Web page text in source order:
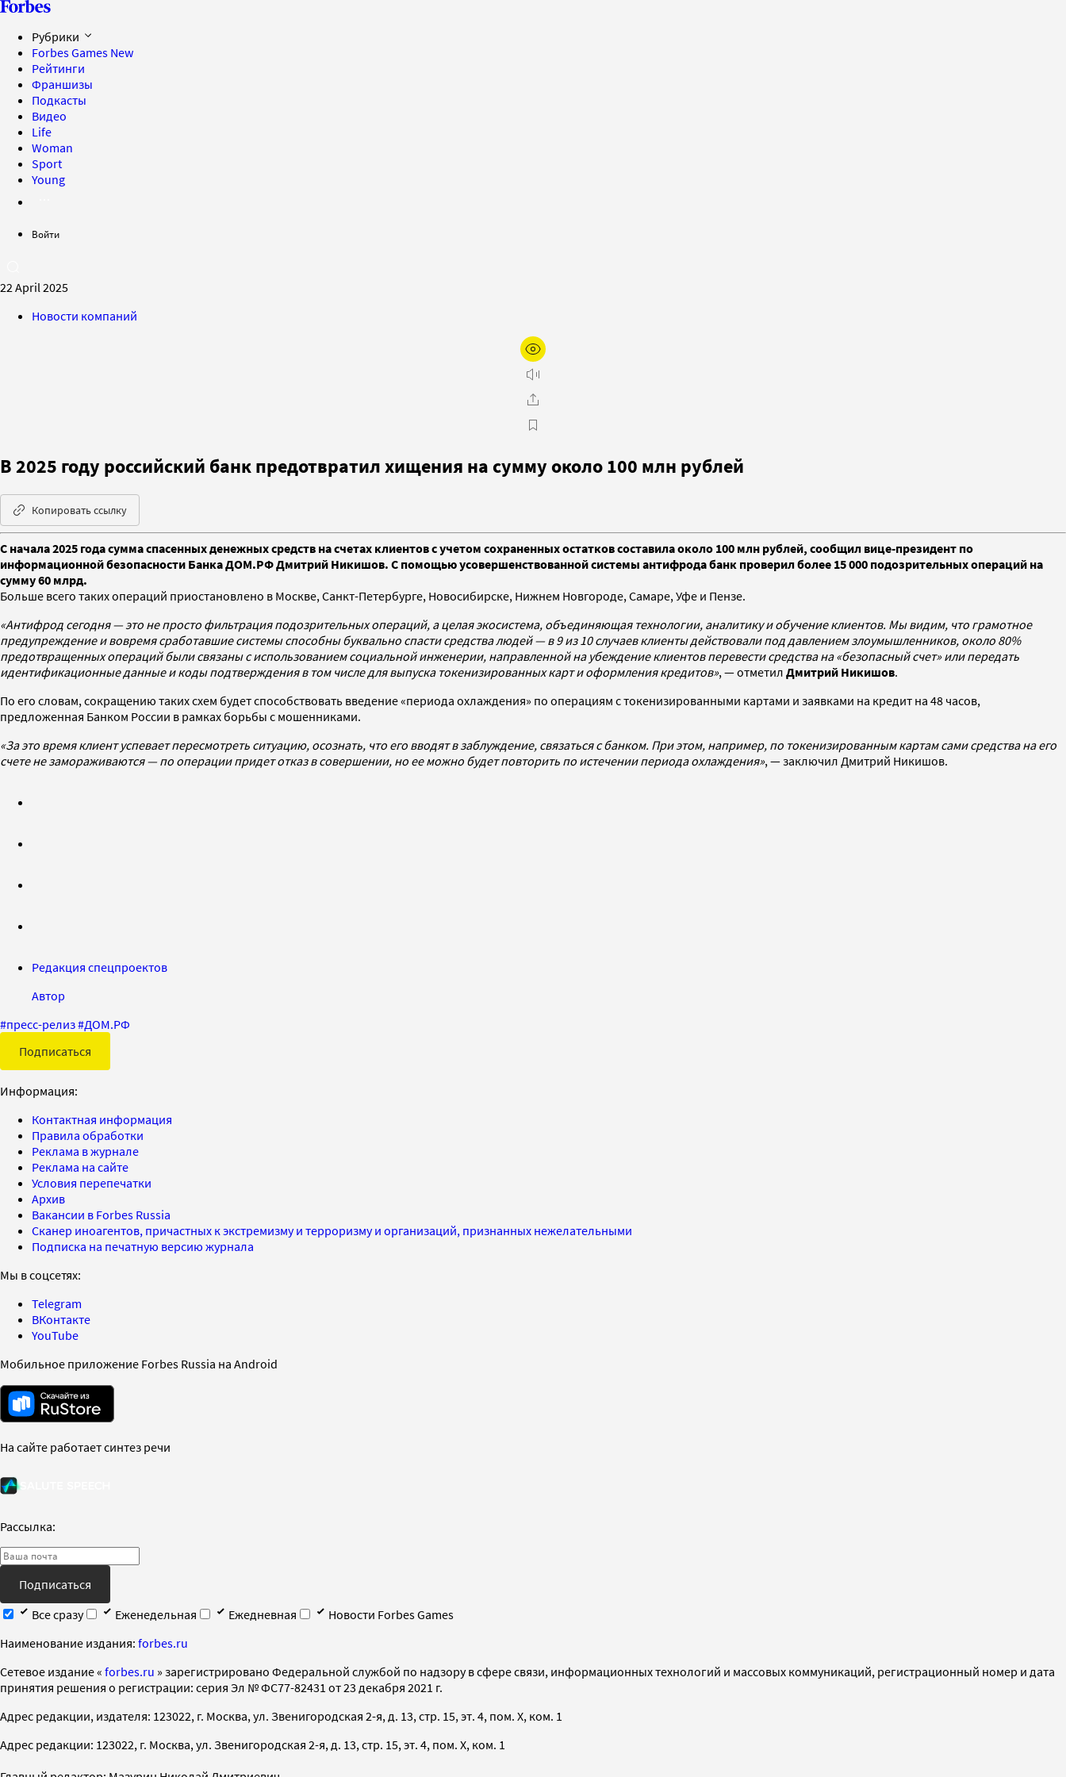
Рубрики
Forbes Games New
Рейтинги
Франшизы
Подкасты
Видео
Life
Woman
Sport
Young
Войти
22 April 2025
Новости компаний
В 2025 году российский банк предотвратил хищения на сумму около 100 млн рублей
Копировать ссылку
С начала 2025 года сумма спасенных денежных средств на счетах клиентов с учетом сохраненных остатков составила около 100 млн рублей, сообщил вице-президент по
информационной безопасности Банка ДОМ.РФ Дмитрий Никишов. С помощью усовершенствованной системы антифрода банк проверил более 15 000 подозрительных операций на
сумму 60 млрд.
Больше всего таких операций приостановлено в Москве, Санкт-Петербурге, Новосибирске, Нижнем Новгороде, Самаре, Уфе и Пензе.
«Антифрод сегодня — это не просто фильтрация подозрительных операций, а целая экосистема, объединяющая технологии, аналитику и обучение клиентов. Мы видим, что грамотное
предупреждение и вовремя сработавшие системы способны буквально спасти средства людей — в 9 из 10 случаев клиенты действовали под давлением злоумышленников, около 80%
предотвращенных операций были связаны с использованием социальной инженерии, направленной на убеждение клиентов перевести средства на «безопасный счет» или передать
идентификационные данные и коды подтверждения в том числе для выпуска токенизированных карт и оформления кредитов», — отметил Дмитрий Никишов.
По его словам, сокращению таких схем будет способствовать введение «периода охлаждения» по операциям с токенизированными картами и заявками на кредит на 48 часов,
предложенная Банком России в рамках борьбы с мошенниками.
«За это время клиент успевает пересмотреть ситуацию, осознать, что его вводят в заблуждение, связаться с банком. При этом, например, по токенизированным картам сами средства на его
счете не замораживаются — по операции придет отказ в совершении, но ее можно будет повторить по истечении периода охлаждения», — заключил Дмитрий Никишов.
Редакция спецпроектов
Автор
#пресс-релиз#ДОМ.РФ
Подписаться
Информация:
Контактная информация
Правила обработки
Реклама в журнале
Реклама на сайте
Условия перепечатки
Архив
Вакансии в Forbes Russia
Сканер иноагентов, причастных к экстремизму и терроризму и организаций, признанных нежелательными
Подписка на печатную версию журнала
Мы в соцсетях:
Telegram
ВКонтакте
YouTube
Мобильное приложение Forbes Russia на Android
На сайте работает синтез речи
Рассылка:
Подписаться
Все сразу
Еженедельная Ежедневная
Новости Forbes Games
Наименование издания: forbes.ru
Cетевое издание « forbes.ru » зарегистрировано Федеральной службой по надзору в сфере связи, информационных технологий и массовых коммуникаций, регистрационный номер и дата
принятия решения о регистрации: серия Эл № ФС77-82431 от 23 декабря 2021 г.
Адрес редакции, издателя: 123022, г. Москва, ул. Звенигородская 2-я, д. 13, стр. 15, эт. 4, пом. X, ком. 1
Адрес редакции: 123022, г. Москва, ул. Звенигородская 2-я, д. 13, стр. 15, эт. 4, пом. X, ком. 1